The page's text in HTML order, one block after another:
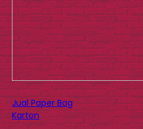
Jual Paper Bag
Karton